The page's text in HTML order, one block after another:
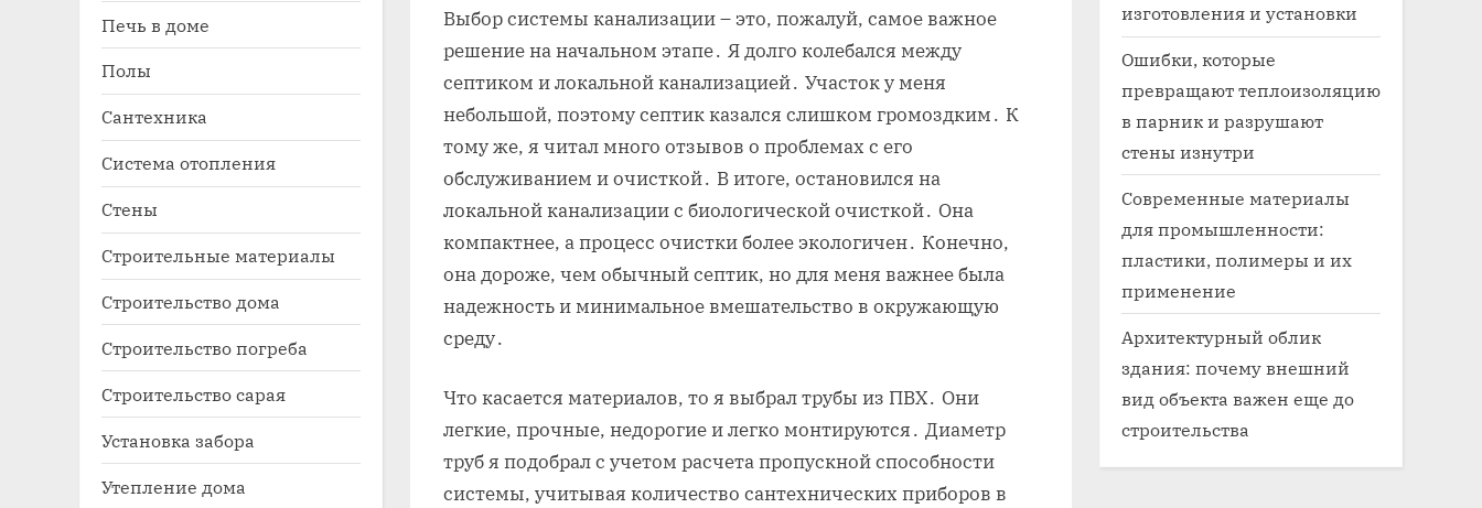
Выбор системы канализации – это‚ пожалуй‚ самое важное
решение на начальном этапе․ Я долго колебался между
септиком и локальной канализацией․ Участок у меня
небольшой‚ поэтому септик казался слишком громоздким․ К
тому же‚ я читал много отзывов о проблемах с его
обслуживанием и очисткой․ В итоге‚ остановился на
локальной канализации с биологической очисткой․ Она
компактнее‚ а процесс очистки более экологичен․ Конечно‚
она дороже‚ чем обычный септик‚ но для меня важнее была
надежность и минимальное вмешательство в окружающую
среду․
Что касается материалов‚ то я выбрал трубы из ПВХ․ Они
легкие‚ прочные‚ недорогие и легко монтируются․ Диаметр
труб я подобрал с учетом расчета пропускной способности
системы‚ учитывая количество сантехнических приборов в
Печь в доме
Полы
Сантехника
Система отопления
Стены
Строительные материалы
Строительство дома
Строительство погреба
Строительство сарая
Установка забора
Утепление дома
изготовления и установки
Ошибки, которые
превращают теплоизоляцию
в парник и разрушают
стены изнутри
Современные материалы
для промышленности:
пластики, полимеры и их
применение
Архитектурный облик
здания: почему внешний
вид объекта важен еще до
строительства